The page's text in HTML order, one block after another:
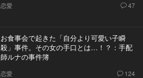
恋愛 47
お食事会で起きた「自分より可愛い子瞬
殺」事件。その女の手口とは…！？：手配
師ルナの事件簿
恋愛 124